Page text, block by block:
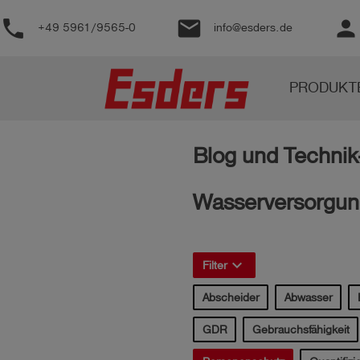
phone +49 5961/9565-0 email info@esders.de person
Blog und
Filterkeyboard_arrow_right
Abscheider Abwasser
GDR Gebrauchsfähigkeit